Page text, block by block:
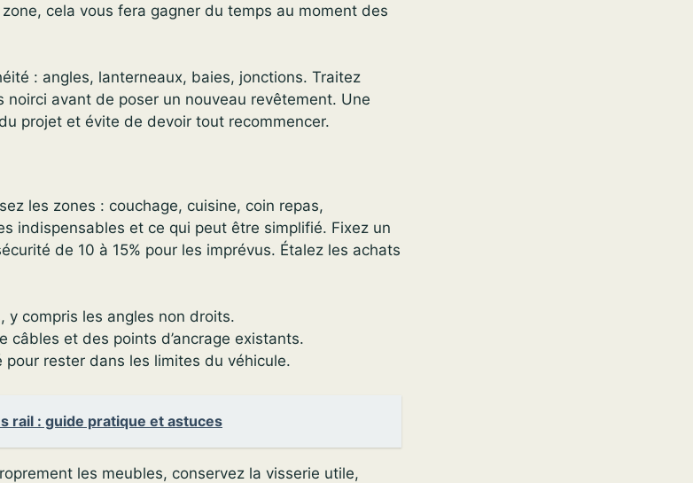
cela vous fera gagner du temps au moment des
: angles, lanterneaux, baies, jonctions. Traitez
noirci avant de poser un nouveau revêtement. Une
projet et évite de devoir tout recommencer.
les zones : couchage, cuisine, coin repas,
indispensables et ce qui peut être simplifié. Fixez un
de 10 à 15% pour les imprévus. Étalez les achats
y compris les angles non droits.
câbles et des points d’ancrage existants.
rester dans les limites du véhicule.
rail : guide pratique et astuces
les meubles, conservez la visserie utile,